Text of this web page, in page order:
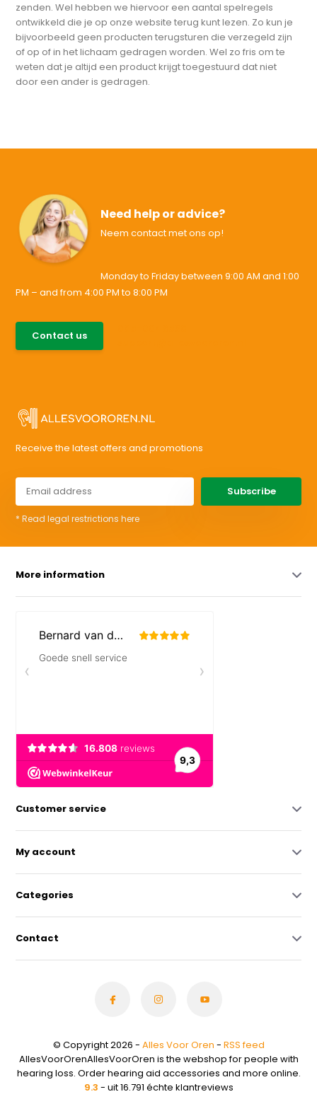
zenden. Wel hebben we hiervoor een aantal spelregels
ontwikkeld die je op onze website terug kunt lezen. Zo kun je
bijvoorbeeld geen producten terugsturen die verzegeld zijn
of op of in het lichaam gedragen worden. Wel zo fris om te
weten dat je altijd een product krijgt toegestuurd dat niet
door een ander is gedragen.
Need help or advice?
Neem contact met ons op!
Monday to Friday between 9:00 AM and 1:00
PM – and from 4:00 PM to 8:00 PM
Contact us
Receive the latest offers and promotions
Subscribe
* Read legal restrictions here
More information
Customer service
My account
Categories
Contact
© Copyright 2026 - Alles Voor Oren - RSS feed
AllesVoorOrenAllesVoorOren is the webshop for people with
hearing loss. Order hearing aid accessories and more online.
9.3 - uit 16.791 échte klantreviews